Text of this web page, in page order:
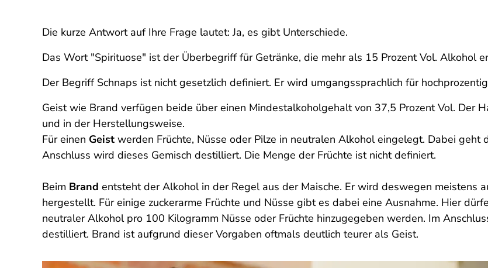
Die kurze Antwort auf Ihre Frage lautet: Ja, es gibt Unterschiede.
Das Wort "Spirituose" ist der Überbegriff für Getränke, die mehr als 15 Prozent Vol. Alkohol
Der Begriff Schnaps ist nicht gesetzlich definiert. Er wird umgangssprachlich für
Geist wie Brand verfügen beide über einen Mindestalkoholgehalt von 37,5 Prozent Vol. Der
und in der Herstellungsweise.
Für einen Geist werden Früchte, Nüsse oder Pilze in neutralen Alkohol eingelegt. Dabei geht
Anschluss wird dieses Gemisch destilliert. Die Menge der Früchte ist nicht definiert.
Beim Brand entsteht der Alkohol in der Regel aus der Maische. Er wird deswegen meistens
hergestellt. Für einige zuckerarme Früchte und Nüsse gibt es dabei eine Ausnahme. Hier
neutraler Alkohol pro 100 Kilogramm Nüsse oder Früchte hinzugegeben werden. Im
destilliert. Brand ist aufgrund dieser Vorgaben oftmals deutlich teurer als Geist.